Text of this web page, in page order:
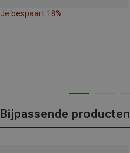
Je bespaart 18%
Bijpassende producten